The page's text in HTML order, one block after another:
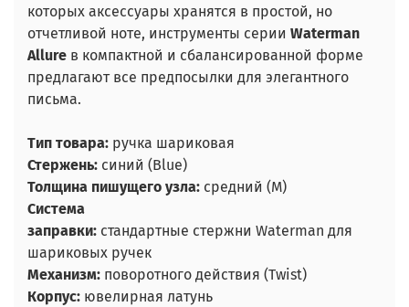
которых аксессуары хранятся в простой, но
отчетливой ноте, инструменты серии Waterman
Allure в компактной и сбалансированной форме
предлагают все предпосылки для элегантного
письма.
Тип товара: ручка шариковая
Стержень: синий (Blue)
Толщина пишущего узла: средний (M)
Система
заправки: стандартные стержни Waterman для
шариковых ручек
Механизм: поворотного действия (Twist)
Корпус: ювелирная латунь